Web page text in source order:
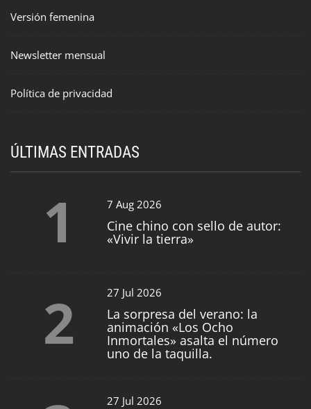
Versión femenina
Newsletter mensual
Política de privacidad
ÚLTIMAS ENTRADAS
1 7 Aug 2026
Cine chino con sello de autor:
«Vivir la tierra»
2 27 Jul 2026
La sorpresa del verano: la
animación «Los Ocho
Inmortales» asalta el número
uno de la taquilla.
27 Jul 2026